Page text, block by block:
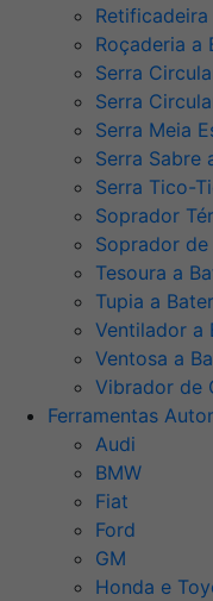
Roçaderia a
Serra
Serra
Serra Meia
Serra Sabre
Serra Tico-
Soprador
Soprador
Tesoura a
Tupia a
Ventilador a
Ventosa a
Vibrador de
Ferramentas
Audi
BMW
Fiat
Ford
GM
Honda e